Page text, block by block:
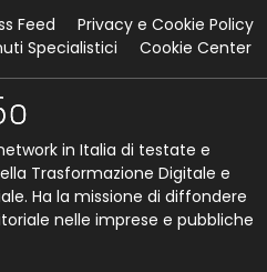
Feed
Privacy e Cookie Policy
Specialistici
Cookie Center
in Italia di testate e
Trasformazione Digitale e
Ha la missione di diffondere
nelle imprese e pubbliche